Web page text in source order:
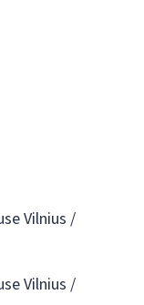
Vilnius /
Vilnius /